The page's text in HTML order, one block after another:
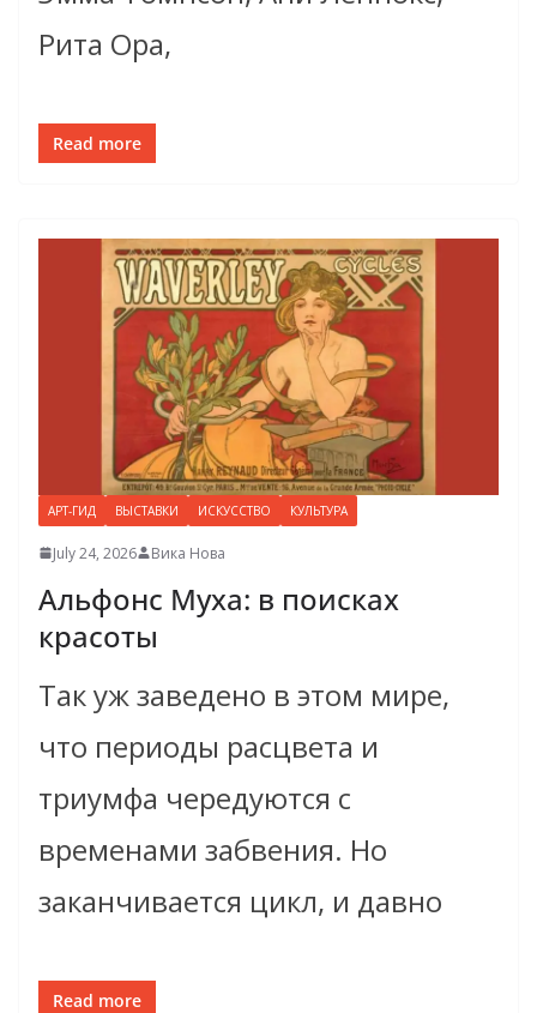
Рита Ора,
Read more
АРТ-ГИД ВЫСТАВКИ ИСКУССТВО КУЛЬТУРА
July 24, 2026 Вика Нова
Альфонс Муха: в поисках
красоты
Так уж заведено в этом мире,
что периоды расцвета и
триумфа чередуются с
временами забвения. Но
заканчивается цикл, и давно
Read more